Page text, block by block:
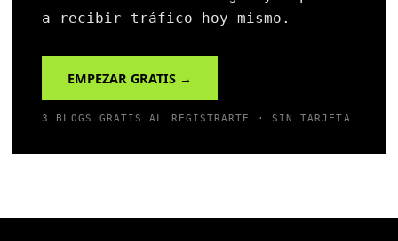
a recibir tráfico hoy mismo.
EMPEZAR GRATIS →
3 BLOGS GRATIS AL REGISTRARTE · SIN TARJETA